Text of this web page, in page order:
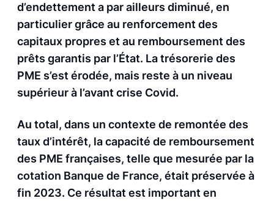
d’endettement a par ailleurs diminué, en
particulier grâce au renforcement des
capitaux propres et au remboursement des
prêts garantis par l’État. La trésorerie des
PME s’est érodée, mais reste à un niveau
supérieur à l’avant crise Covid.
Au total, dans un contexte de remontée des
taux d’intérêt, la capacité de remboursement
des PME françaises, telle que mesurée par la
cotation Banque de France, était préservée à
fin 2023. Ce résultat est important en